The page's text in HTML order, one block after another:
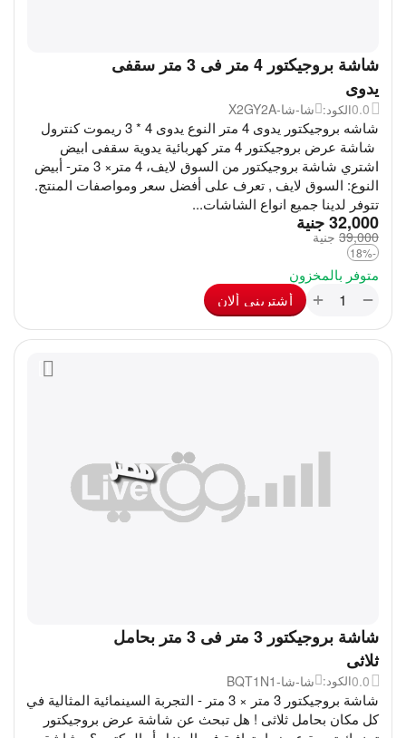
شاشة بروجيكتور 4 متر فى 3 متر سقفى
يدوى
0.0الكود: شا-شا-X2GY2A
شاشه بروجيكتور يدوى 4 متر النوع يدوى 4 * 3 ريموت كنترول
شاشة عرض بروجيكتور 4 متر كهربائية يدوية سقفى ابيض
اشتري شاشة بروجيكتور من السوق لايف، 4 متر× 3 متر- أبيض
النوع: السوق لايف , تعرف على أفضل سعر ومواصفات المنتج.
تتوفر لدينا جميع انواع الشاشات...
جنية32,000
جنية 39,000
-18%
متوفر بالمخزون
+ − أشترينى ألان
شاشة بروجيكتور 3 متر فى 3 متر بحامل
ثلاثى
0.0الكود: شا-شا-BQT1N1
شاشة بروجيكتور 3 متر × 3 متر - التجربة السينمائية المثالية في
كل مكان بحامل ثلاثى ! هل تبحث عن شاشة عرض بروجيكتور